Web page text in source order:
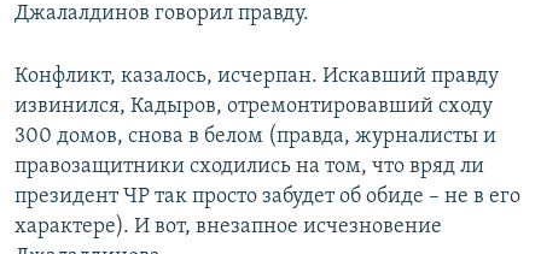
Джалалдинов говорил правду.
Конфликт, казалось, исчерпан. Искавший правду
извинился, Кадыров, отремонтировавший сходу
300 домов, снова в белом (правда, журналисты и
правозащитники сходились на том, что вряд ли
президент ЧР так просто забудет об обиде – не в его
характере). И вот, внезапное исчезновение